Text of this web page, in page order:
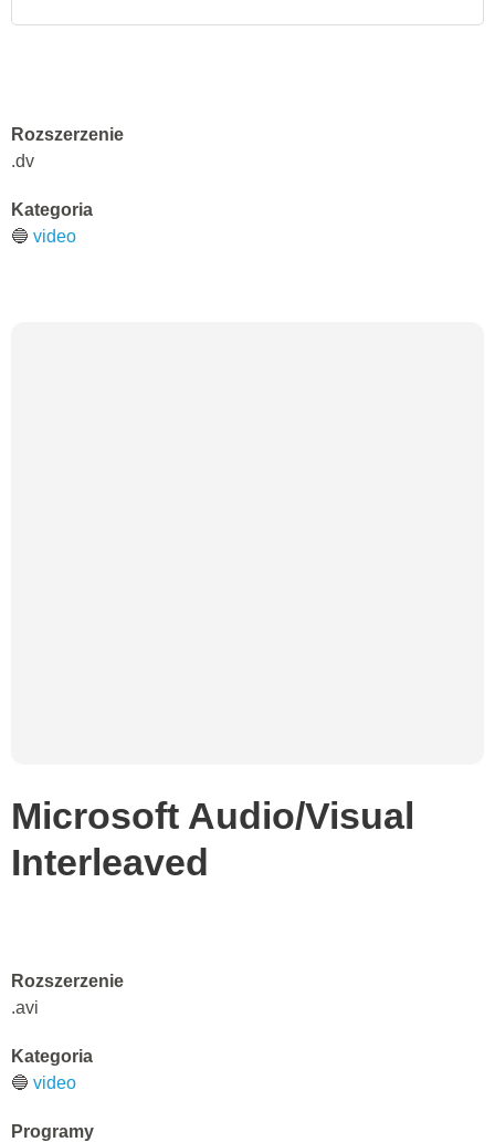
Rozszerzenie
.dv
Kategoria
🔵 video
Microsoft Audio/Visual
Interleaved
Rozszerzenie
.avi
Kategoria
🔵 video
Programy